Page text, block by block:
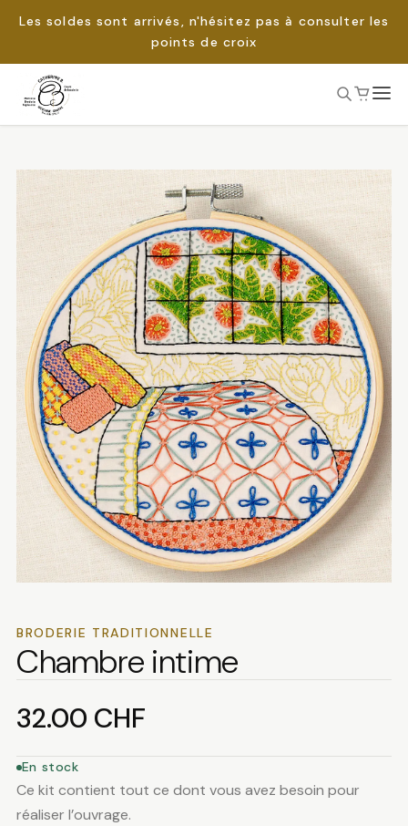
Les soldes sont arrivés, n'hésitez pas à consulter les
points de croix
Passer
BRODERIE TRADITIONNELLE
Chambre intime
32.00 CHF
En stock
Ce kit contient tout ce dont vous avez besoin pour
réaliser l’ouvrage.